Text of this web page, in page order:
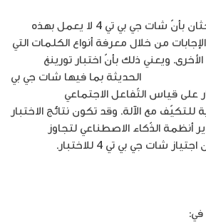
في هذا الصّدد، يرى الباحثان بأنّ شات جي بي تي 4 لا يعمل بهذه
من خلال معرفة أنواع الكلمات التي
ويعني ذلك بأنّ اختبار تورينغ
الحديثة بما فيها شات جي بي
على قياس التّفاعل الاجتماعي
للتكيّف مع الآلة. وقد تكون نتائج الاختبار
أنظمة الذّكاء الاصطناعي لتجاوز
شات جي بي تي 4 للاختبار.